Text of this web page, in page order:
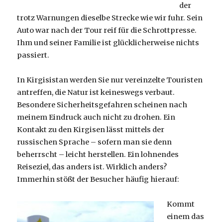
der
trotz Warnungen dieselbe Strecke wie wir fuhr. Sein
Auto war nach der Tour reif für die Schrottpresse.
Ihm und seiner Familie ist glücklicherweise nichts
passiert.
In Kirgisistan werden Sie nur vereinzelte Touristen
antreffen, die Natur ist keineswegs verbaut.
Besondere Sicherheitsgefahren scheinen nach
meinem Eindruck auch nicht zu drohen. Ein
Kontakt zu den Kirgisen lässt mittels der
russischen Sprache – sofern man sie denn
beherrscht – leicht herstellen. Ein lohnendes
Reiseziel, das anders ist. Wirklich anders?
Immerhin stößt der Besucher häufig hierauf:
Kommt
einem das